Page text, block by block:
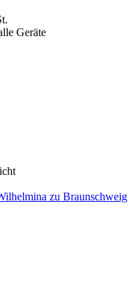
Geräte
zu Braunschweig